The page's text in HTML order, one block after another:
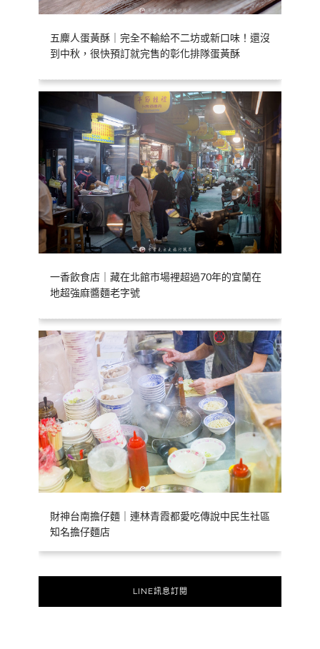
五麋人蛋黃酥｜完全不輸給不二坊或新口味！還沒
到中秋，很快預訂就完售的彰化排隊蛋黃酥
一香飲食店｜藏在北館市場裡超過70年的宜蘭在
地超強麻醬麵老字號
財神台南擔仔麵｜連林青霞都愛吃傳說中民生社區
知名擔仔麵店
LINE訊息訂閱